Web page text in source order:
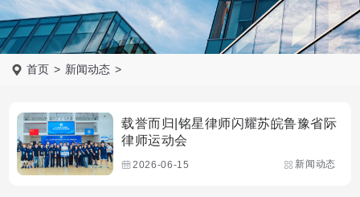
首页 > 新闻动态 >
载誉而归|铭星律师闪耀苏皖鲁豫省际
律师运动会
2026-06-15 新闻动态